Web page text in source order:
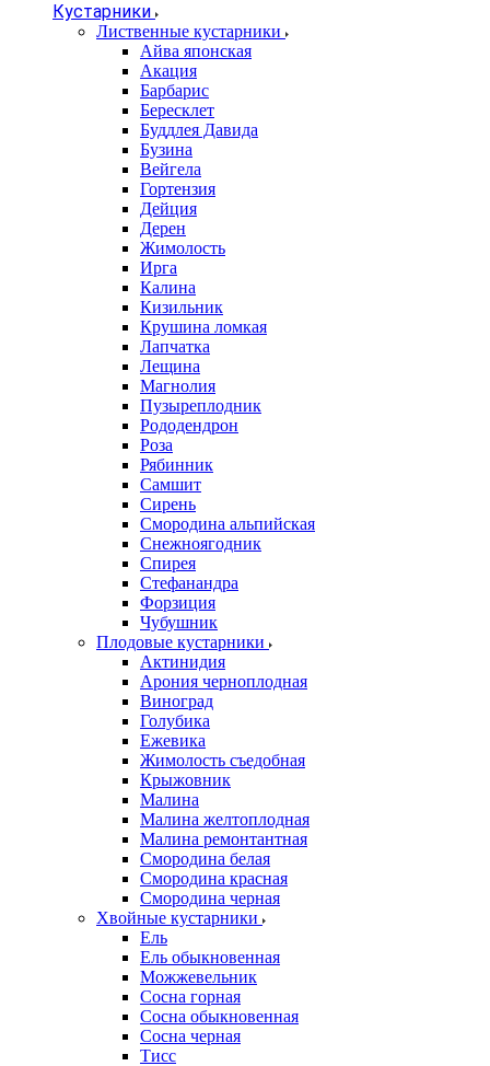
Кустарники
Лиственные кустарники
Айва японская
Акация
Барбарис
Бересклет
Буддлея Давида
Бузина
Вейгела
Гортензия
Дейция
Дерен
Жимолость
Ирга
Калина
Кизильник
Крушина ломкая
Лапчатка
Лещина
Магнолия
Пузыреплодник
Рододендрон
Роза
Рябинник
Самшит
Сирень
Смородина альпийская
Снежноягодник
Спирея
Стефанандра
Форзиция
Чубушник
Плодовые кустарники
Актинидия
Арония черноплодная
Виноград
Голубика
Ежевика
Жимолость съедобная
Крыжовник
Малина
Малина желтоплодная
Малина ремонтантная
Смородина белая
Смородина красная
Смородина черная
Хвойные кустарники
Ель
Ель обыкновенная
Можжевельник
Сосна горная
Сосна обыкновенная
Сосна черная
Тисс